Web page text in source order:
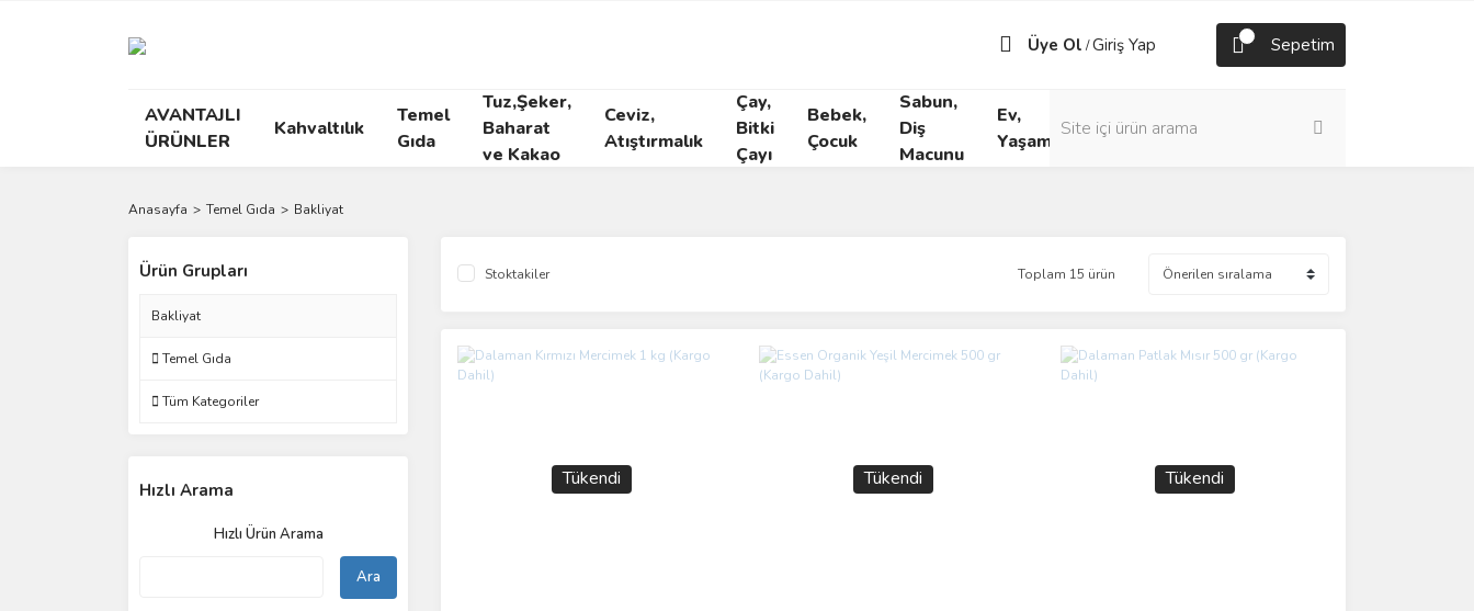
Üye Ol /Giriş Yap Sepetim
AVANTAJLI
ÜRÜNLER
Kahvaltılık
Temel
Gıda
Tuz,Şeker,
Baharat
ve Kakao
Ceviz,
Atıştırmalık
Çay,
Bitki
Çayı
Bebek,
Çocuk
Sabun,
Diş
Macunu
Ev,
Yaşam
Anasayfa Temel Gıda Bakliyat
Ürün Grupları
Bakliyat
Temel Gıda
Tüm Kategoriler
Hızlı Arama
Hızlı Ürün Arama
Ara
Stoktakiler Toplam 15 ürün
Tükendi Tükendi Tükendi